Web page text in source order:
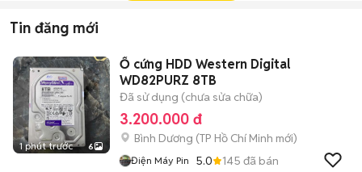
Tin đăng mới
1 phút trước 6
Ổ cứng HDD Western Digital
WD82PURZ 8TB
Đã sử dụng (chưa sửa chữa)
3.200.000 đ
Bình Dương (TP Hồ Chí Minh mới)
Điện Máy Pin 5.0 145 đã bán